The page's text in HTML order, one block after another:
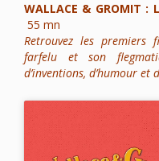
WALLACE & GROMIT :
55 mn
Retrouvez les premiers
farfelu et son
d’inventions, d’humour et